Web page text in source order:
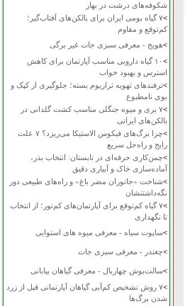
شکوفه‌های درشت در بهار
>
۷ گیاه بومی ایران برای بالکن‌های آفتاب‌گیر؛
کم‌توقع و مقاوم
>هویج - معرفی سبزی جات غیر برگی
>
۱۰ گیاه دارویی مناسب آپارتمان برای کاهش
استرس و بهبود خواب
>ترفندهای تهویه تراریوم بسته؛ جلوگیری از کپک و
بوی نامطبوع
>
۷ بری و میوه جنگلی مناسب کشت گلدانی در
بالکن‌های ایرانی
>
چرا برگ‌های فیکوس الاستیکا می‌ریزد؟ ۷ علت
رایج و راه‌حل سریع
>چمن‌کاری حرفه‌ای در تابستان: انتخاب بذر،
آماده‌سازی خاک و آبیاری دقیق
>شناخت «جانوران مضر باغ» و راه‌های طبیعی دور
نگه‌داشتنشان
>
۷ گیاه کم‌توقع برای آپارتمان‌های کم‌نور؛ از انتخاب
تا نگهداری
>ساپوت سیاه - معرفی میوه های استوایی
>چغندر - معرفی سبزی جات
>سالت‌بوش چهاربال - معرفی گیاهان بیابانی
>
۷ روش تشخیص کم‌آبی گیاهان آپارتمانی قبل از زرد
شدن برگ‌ها